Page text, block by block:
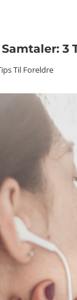
Samtaler:
Til Foreldre